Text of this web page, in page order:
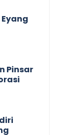
Pinsar